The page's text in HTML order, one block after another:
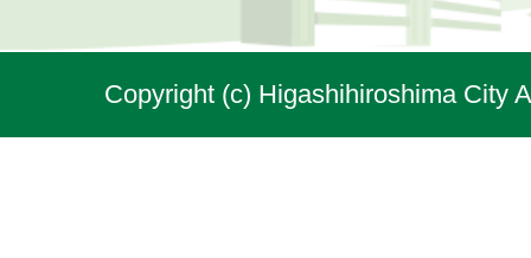
Copyright (c) Higashihiroshima City